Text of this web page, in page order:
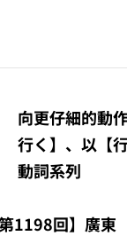
向更仔細的動
行く】、以【
動詞系列
1198回】廣東